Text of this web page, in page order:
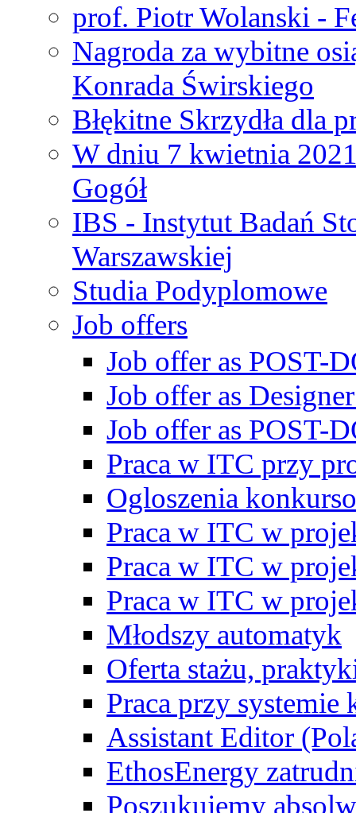
prof. Piotr Wolanski -
Nagroda za wybitne
Konrada Świrskiego
Błękitne Skrzydła dla
W dniu 7 kwietnia
Gogół
IBS - Instytut Badań
Warszawskiej
Studia Podyplomowe
Job offers
Job offer as POST-
Job offer as
Job offer as POST-
Praca w ITC przy
Ogloszenia
Praca w ITC w
Praca w ITC w
Praca w ITC w
Młodszy automatyk
Oferta stażu,
Praca przy
Assistant Editor
EthosEnergy
Poszukujemy